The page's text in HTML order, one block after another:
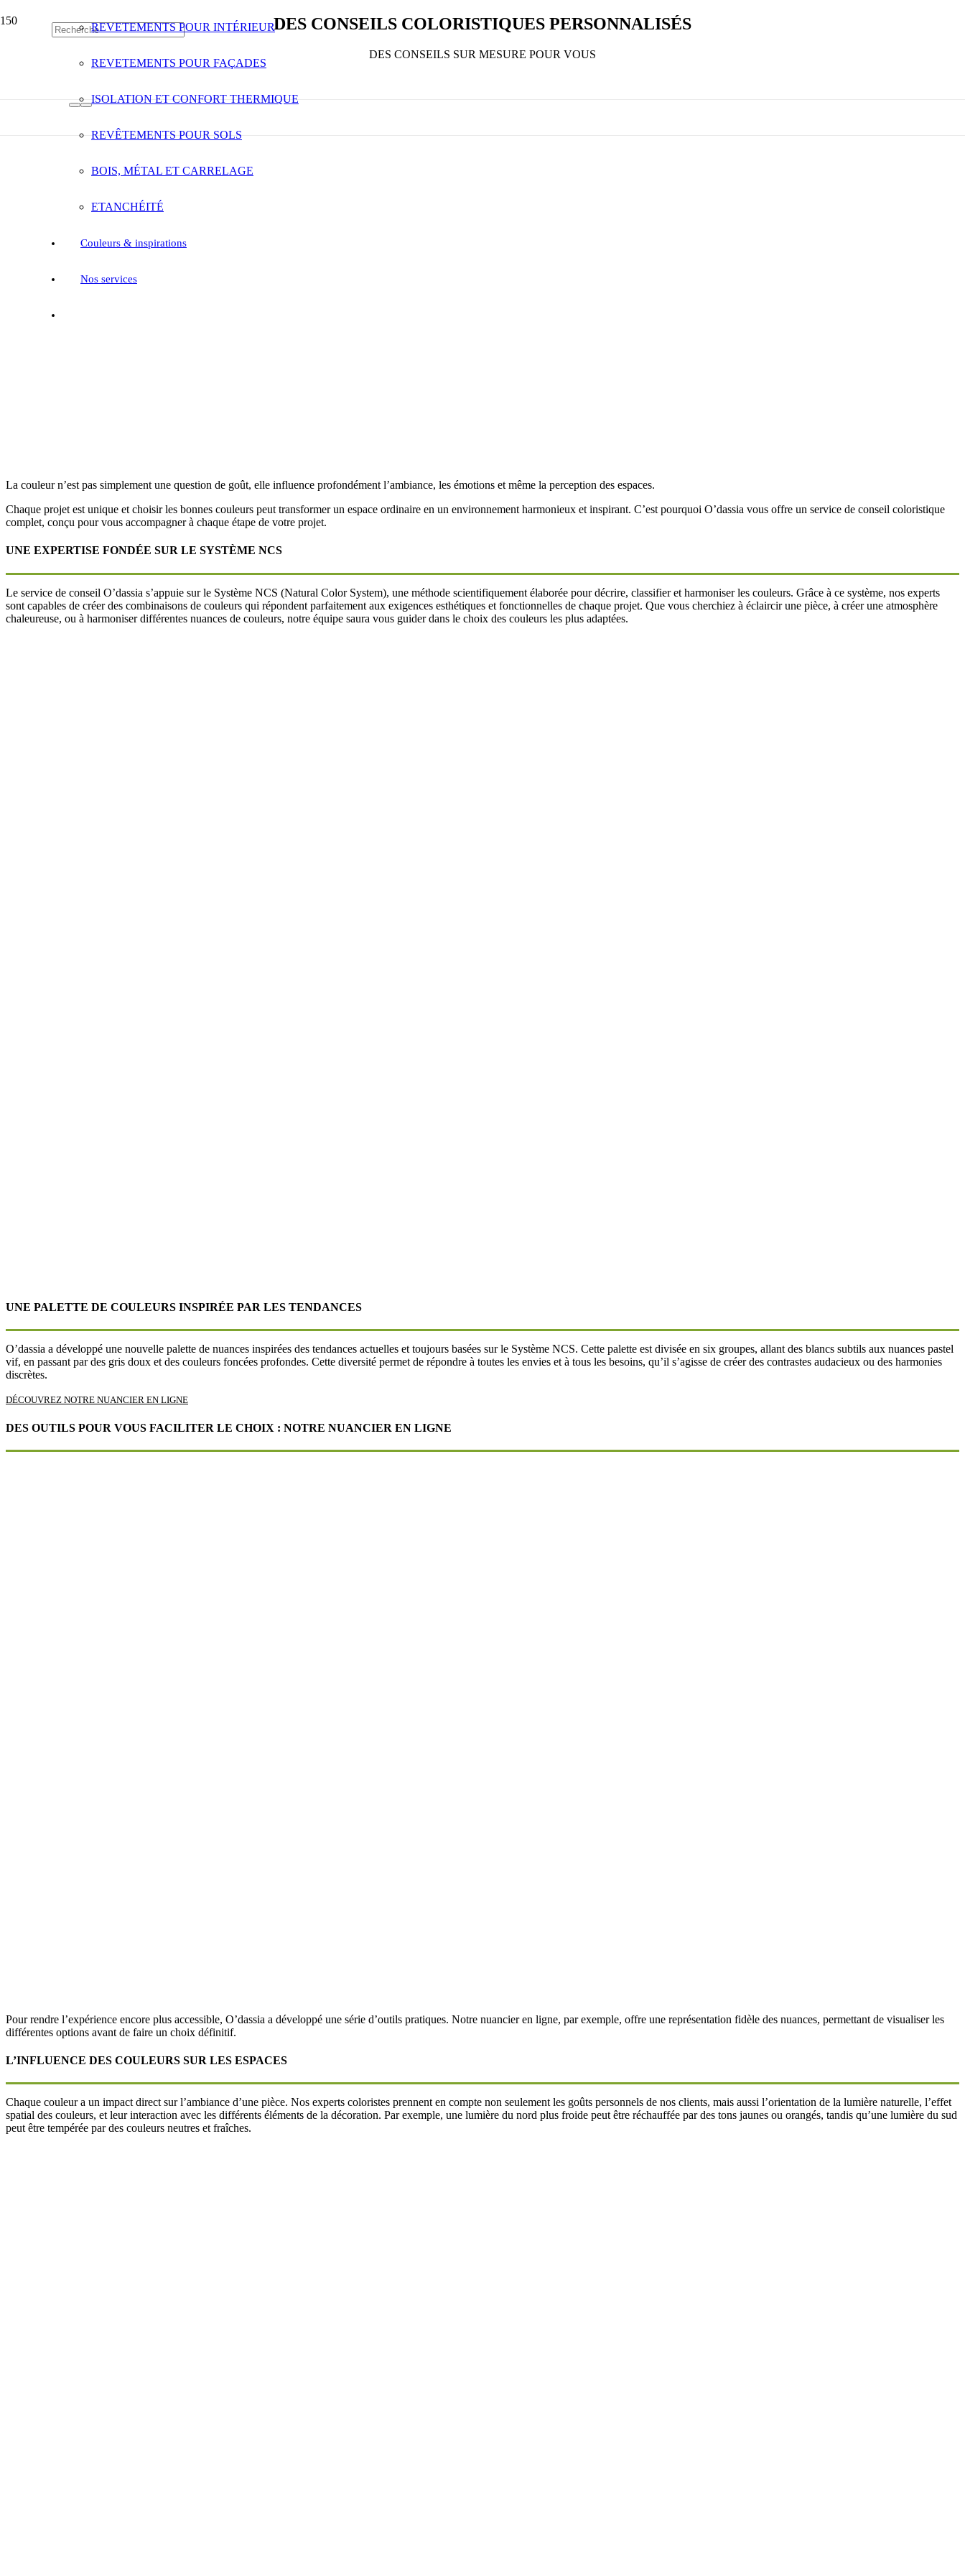
REVETEMENTS POUR INTÉRIEUR
REVETEMENTS POUR FAÇADES
ISOLATION ET CONFORT THERMIQUE
REVÊTEMENTS POUR SOLS
BOIS, MÉTAL ET CARRELAGE
ETANCHÉITÉ
Couleurs & inspirations
Nos services
DES CONSEILS COLORISTIQUES PERSONNALISÉS
DES CONSEILS SUR MESURE POUR VOUS
La couleur n’est pas simplement une question de goût, elle influence profondément l’ambiance, les émotions et même la perception des espaces.
Chaque projet est unique et choisir les bonnes couleurs peut transformer un espace ordinaire en un environnement harmonieux et inspirant. C’est pourquoi O’dassia vous offre un service de conseil coloristique
complet, conçu pour vous accompagner à chaque étape de votre projet.
UNE EXPERTISE FONDÉE SUR LE SYSTÈME NCS
Le service de conseil O’dassia s’appuie sur le Système NCS (Natural Color System), une méthode scientifiquement élaborée pour décrire, classifier et harmoniser les couleurs. Grâce à ce système, nos experts
sont capables de créer des combinaisons de couleurs qui répondent parfaitement aux exigences esthétiques et fonctionnelles de chaque projet. Que vous cherchiez à éclaircir une pièce, à créer une atmosphère
chaleureuse, ou à harmoniser différentes nuances de couleurs, notre équipe saura vous guider dans le choix des couleurs les plus adaptées.
UNE PALETTE DE COULEURS INSPIRÉE PAR LES TENDANCES
O’dassia a développé une nouvelle palette de nuances inspirées des tendances actuelles et toujours basées sur le Système NCS. Cette palette est divisée en six groupes, allant des blancs subtils aux nuances pastel
vif, en passant par des gris doux et des couleurs foncées profondes. Cette diversité permet de répondre à toutes les envies et à tous les besoins, qu’il s’agisse de créer des contrastes audacieux ou des harmonies
discrètes.
DÉCOUVREZ NOTRE NUANCIER EN LIGNE
DES OUTILS POUR VOUS FACILITER LE CHOIX : NOTRE NUANCIER EN LIGNE
Pour rendre l’expérience encore plus accessible, O’dassia a développé une série d’outils pratiques. Notre nuancier en ligne, par exemple, offre une représentation fidèle des nuances, permettant de visualiser les
différentes options avant de faire un choix définitif.
L’INFLUENCE DES COULEURS SUR LES ESPACES
Chaque couleur a un impact direct sur l’ambiance d’une pièce. Nos experts coloristes prennent en compte non seulement les goûts personnels de nos clients, mais aussi l’orientation de la lumière naturelle, l’effet
spatial des couleurs, et leur interaction avec les différents éléments de la décoration. Par exemple, une lumière du nord plus froide peut être réchauffée par des tons jaunes ou orangés, tandis qu’une lumière du sud
peut être tempérée par des couleurs neutres et fraîches.